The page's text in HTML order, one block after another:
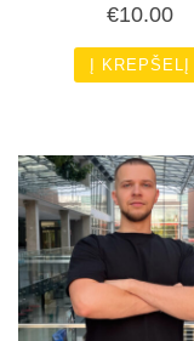
€10.00
Į KREPŠELĮ